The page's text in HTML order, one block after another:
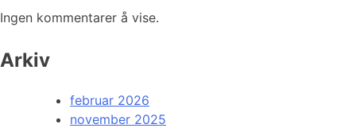
Ingen kommentarer å vise.
Arkiv
februar 2026
november 2025